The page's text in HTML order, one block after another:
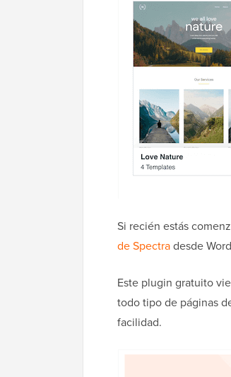
Si recién estás
de Spectradesde
Este plugin gratuito
todo tipo de páginas
facilidad.